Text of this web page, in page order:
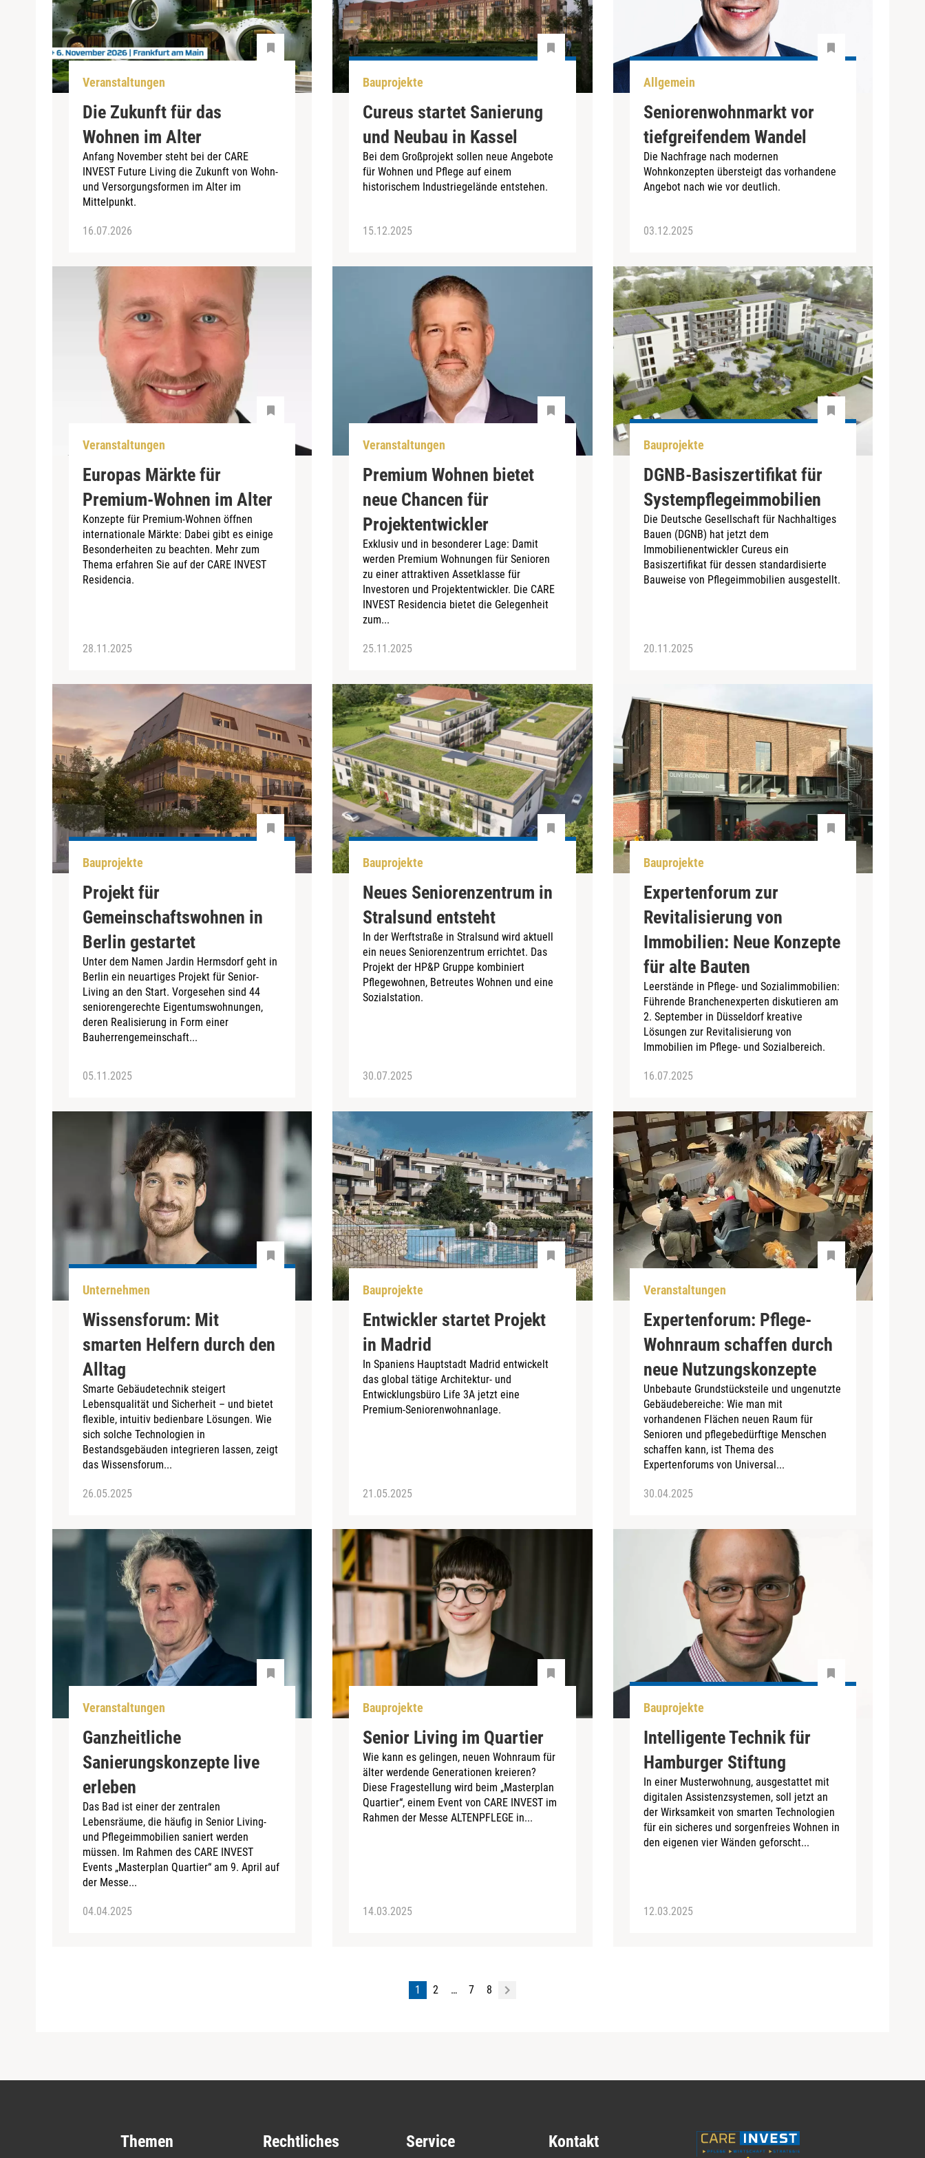
Veranstaltungen
Die Zukunft für das
Wohnen im Alter
Anfang November steht bei der CARE
INVEST Future Living die Zukunft von Wohn-
und Versorgungsformen im Alter im
Mittelpunkt.
16.07.2026
Bauprojekte
Cureus startet Sanierung
und Neubau in Kassel
Bei dem Großprojekt sollen neue Angebote
für Wohnen und Pflege auf einem
historischem Industriegelände entstehen.
15.12.2025
Allgemein
Seniorenwohnmarkt vor
tiefgreifendem Wandel
Die Nachfrage nach modernen
Wohnkonzepten übersteigt das vorhandene
Angebot nach wie vor deutlich.
03.12.2025
Veranstaltungen
Europas Märkte für
Premium-Wohnen im Alter
Konzepte für Premium-Wohnen öffnen
internationale Märkte: Dabei gibt es einige
Besonderheiten zu beachten. Mehr zum
Thema erfahren Sie auf der CARE INVEST
Residencia.
28.11.2025
Veranstaltungen
Premium Wohnen bietet
neue Chancen für
Projektentwickler
Exklusiv und in besonderer Lage: Damit
werden Premium Wohnungen für Senioren
zu einer attraktiven Assetklasse für
Investoren und Projektentwickler. Die CARE
INVEST Residencia bietet die Gelegenheit
zum...
25.11.2025
Bauprojekte
DGNB-Basiszertifikat für
Systempflegeimmobilien
Die Deutsche Gesellschaft für Nachhaltiges
Bauen (DGNB) hat jetzt dem
Immobilienentwickler Cureus ein
Basiszertifikat für dessen standardisierte
Bauweise von Pflegeimmobilien ausgestellt.
20.11.2025
Bauprojekte
Projekt für
Gemeinschaftswohnen in
Berlin gestartet
Unter dem Namen Jardin Hermsdorf geht in
Berlin ein neuartiges Projekt für Senior-
Living an den Start. Vorgesehen sind 44
seniorengerechte Eigentumswohnungen,
deren Realisierung in Form einer
Bauherrengemeinschaft...
05.11.2025
Bauprojekte
Neues Seniorenzentrum in
Stralsund entsteht
In der Werftstraße in Stralsund wird aktuell
ein neues Seniorenzentrum errichtet. Das
Projekt der HP&P Gruppe kombiniert
Pflegewohnen, Betreutes Wohnen und eine
Sozialstation.
30.07.2025
Bauprojekte
Expertenforum zur
Revitalisierung von
Immobilien: Neue Konzepte
für alte Bauten
Leerstände in Pflege- und Sozialimmobilien:
Führende Branchenexperten diskutieren am
2. September in Düsseldorf kreative
Lösungen zur Revitalisierung von
Immobilien im Pflege- und Sozialbereich.
16.07.2025
Unternehmen
Wissensforum: Mit
smarten Helfern durch den
Alltag
Smarte Gebäudetechnik steigert
Lebensqualität und Sicherheit – und bietet
flexible, intuitiv bedienbare Lösungen. Wie
sich solche Technologien in
Bestandsgebäuden integrieren lassen, zeigt
das Wissensforum...
26.05.2025
Bauprojekte
Entwickler startet Projekt
in Madrid
In Spaniens Hauptstadt Madrid entwickelt
das global tätige Architektur- und
Entwicklungsbüro Life 3A jetzt eine
Premium-Seniorenwohnanlage.
21.05.2025
Veranstaltungen
Expertenforum: Pflege-
Wohnraum schaffen durch
neue Nutzungskonzepte
Unbebaute Grundstücksteile und ungenutzte
Gebäudebereiche: Wie man mit
vorhandenen Flächen neuen Raum für
Senioren und pflegebedürftige Menschen
schaffen kann, ist Thema des
Expertenforums von Universal...
30.04.2025
Veranstaltungen
Ganzheitliche
Sanierungskonzepte live
erleben
Das Bad ist einer der zentralen
Lebensräume, die häufig in Senior Living-
und Pflegeimmobilien saniert werden
müssen. Im Rahmen des CARE INVEST
Events „Masterplan Quartier“ am 9. April auf
der Messe...
04.04.2025
Bauprojekte
Senior Living im Quartier
Wie kann es gelingen, neuen Wohnraum für
älter werdende Generationen kreieren?
Diese Fragestellung wird beim „Masterplan
Quartier“, einem Event von CARE INVEST im
Rahmen der Messe ALTENPFLEGE in...
14.03.2025
Bauprojekte
Intelligente Technik für
Hamburger Stiftung
In einer Musterwohnung, ausgestattet mit
digitalen Assistenzsystemen, soll jetzt an
der Wirksamkeit von smarten Technologien
für ein sicheres und sorgenfreies Wohnen in
den eigenen vier Wänden geforscht...
12.03.2025
1 2 … 7 8
Themen Rechtliches Service Kontakt